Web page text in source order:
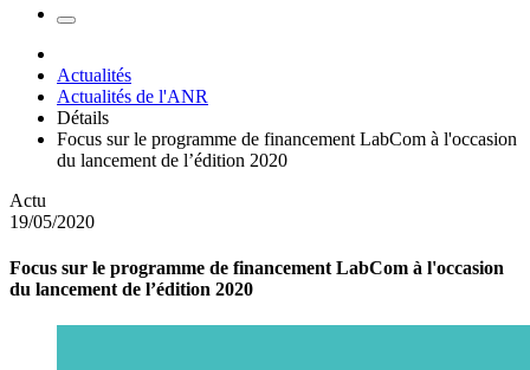
Actualités
Actualités de l'ANR
Détails
Focus sur le programme de financement LabCom à l'occasion
du lancement de l’édition 2020
Actu
19/05/2020
Focus sur le programme de financement LabCom à l'occasion
du lancement de l’édition 2020